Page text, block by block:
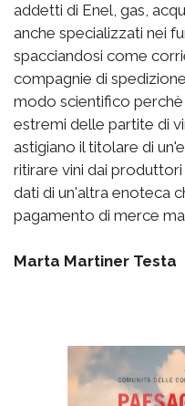
addetti di Enel, gas,
anche specializzati nei
spacciandosi come
compagnie di
modo scientifico
estremi delle partite di
astigiano il titolare di
ritirare vini dai
dati di un'altra enoteca
pagamento di merce
Marta Martiner Testa